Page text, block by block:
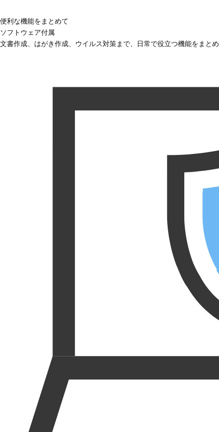
便利な機能をまとめて
ソフトウェア付属
文書作成、はがき作成、ウイルス対策まで、日常で役立つ機能をまと